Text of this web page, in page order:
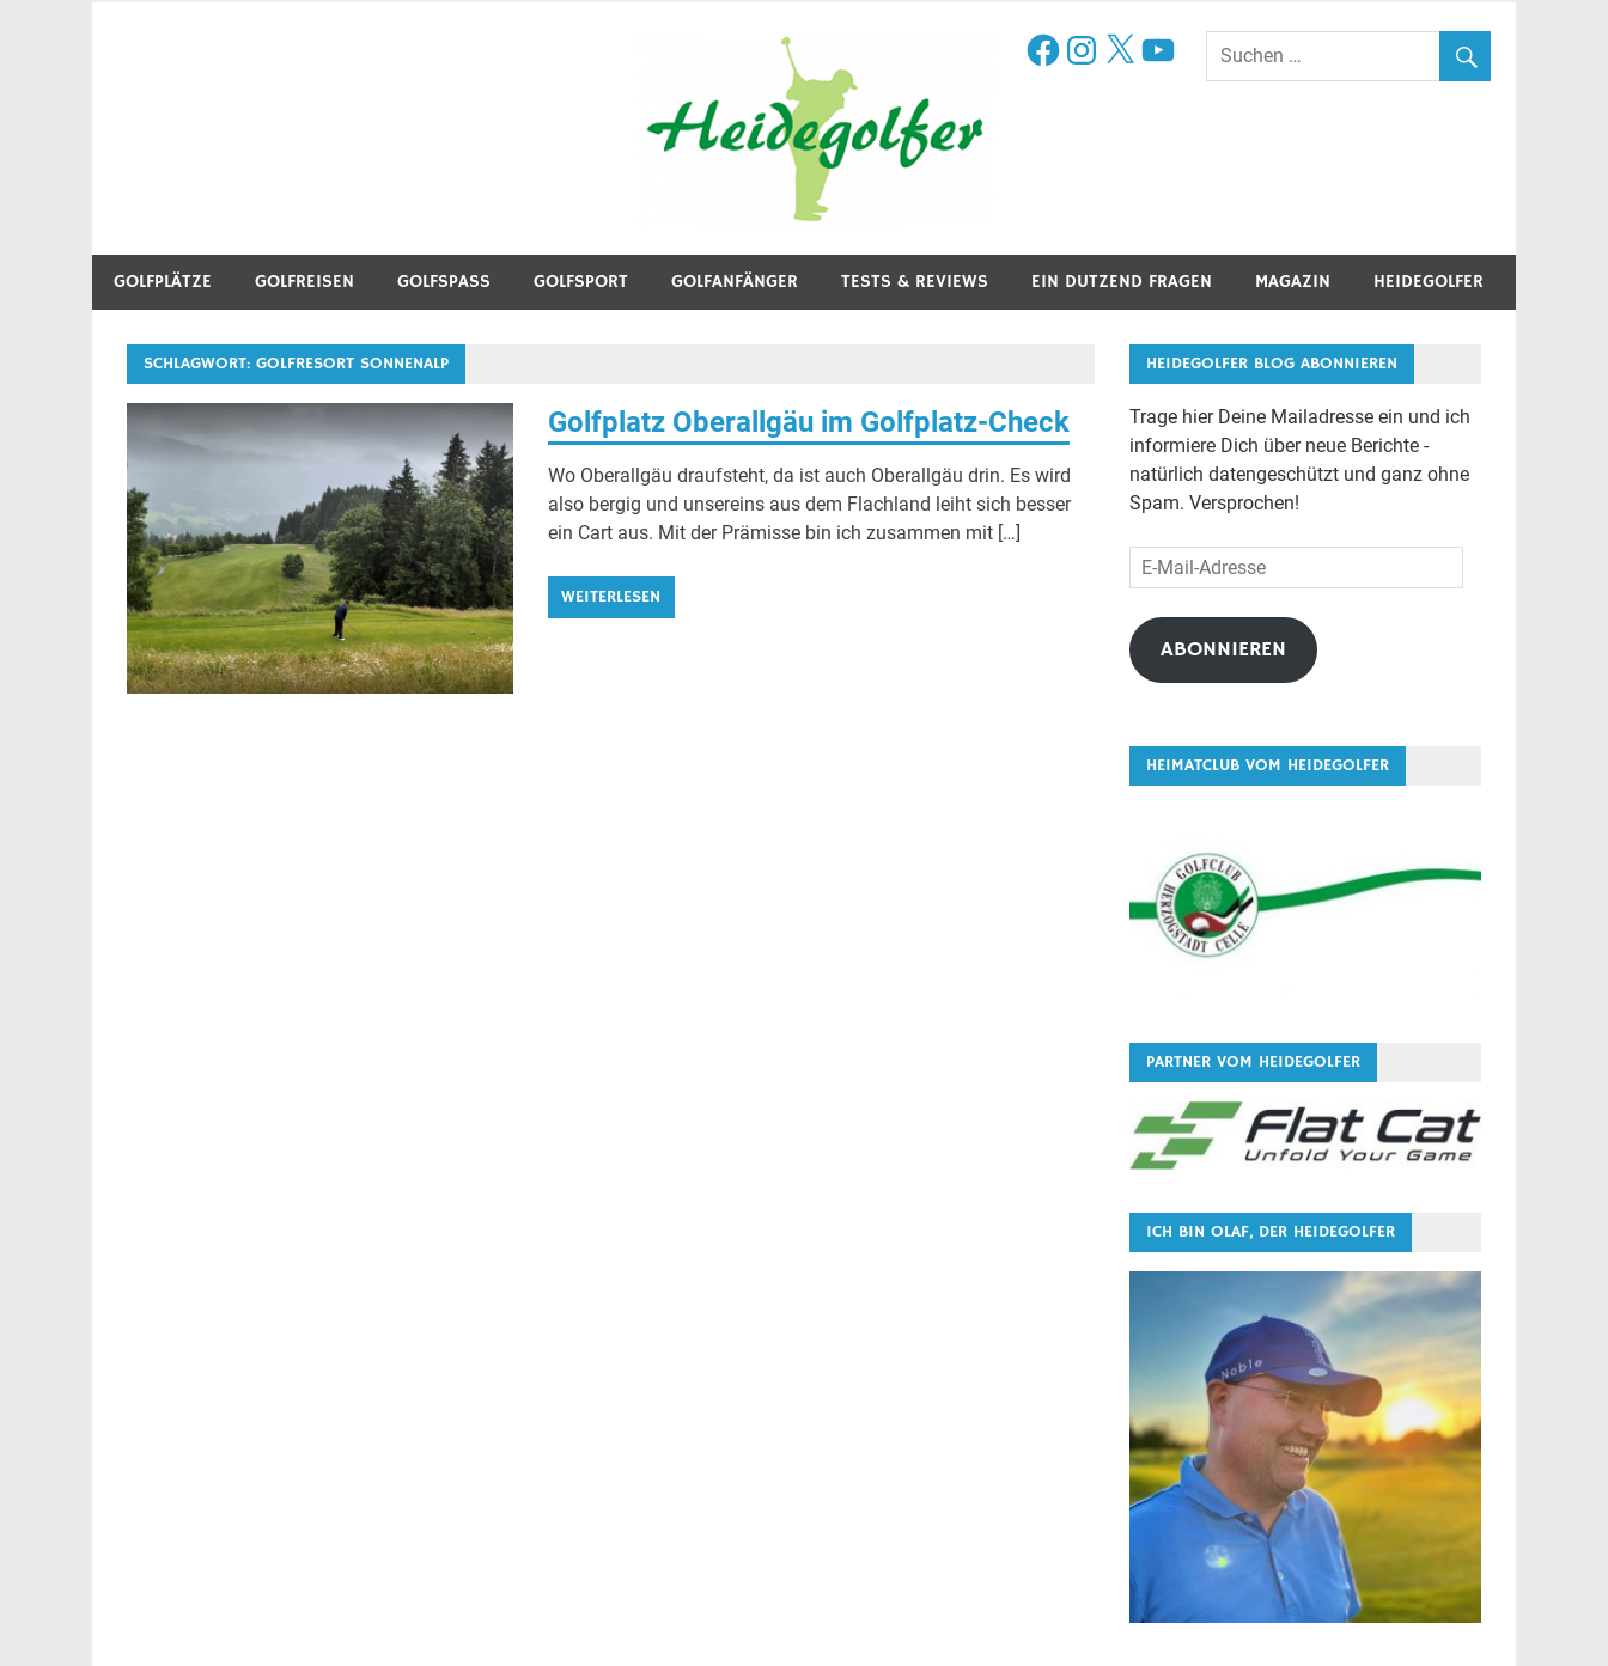
FacebookInstagram
X YouTube
GOLFPLÄTZE GOLFREISEN GOLFSPASS GOLFSPORT GOLFANFÄNGER TESTS & REVIEWS EIN DUTZEND FRAGEN MAGAZIN HEIDEGOLFER
SCHLAGWORT: GOLFRESORT SONNENALP
Golfplatz Oberallgäu im Golfplatz-Check
Wo Oberallgäu draufsteht, da ist auch Oberallgäu drin. Es wird
also bergig und unsereins aus dem Flachland leiht sich besser
ein Cart aus. Mit der Prämisse bin ich zusammen mit […]
WEITERLESEN
HEIDEGOLFER BLOG ABONNIEREN
Trage hier Deine Mailadresse ein und ich
informiere Dich über neue Berichte -
natürlich datengeschützt und ganz ohne
Spam. Versprochen!
E-
Mail-
Adresse
ABONNIEREN
HEIMATCLUB VOM HEIDEGOLFER
PARTNER VOM HEIDEGOLFER
ICH BIN OLAF, DER HEIDEGOLFER